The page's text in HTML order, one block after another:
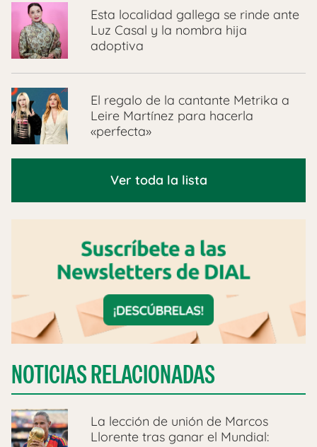
Esta localidad gallega se rinde ante
Luz Casal y la nombra hija
adoptiva
El regalo de la cantante Metrika a
Leire Martínez para hacerla
«perfecta»
Ver toda la lista
NOTICIAS RELACIONADAS
La lección de unión de Marcos
Llorente tras ganar el Mundial: